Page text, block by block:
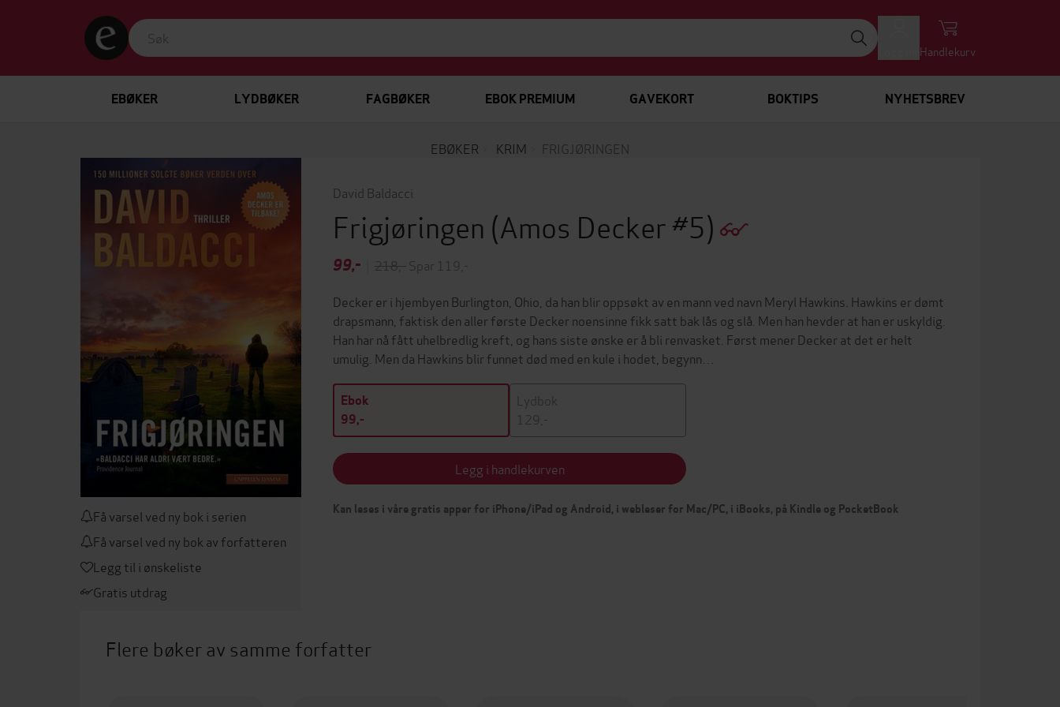
Handlekurv
EBØKER LYDBØKER FAGBØKER EBOK PREMIUM GAVEKORT BOKTIPS NYHETSBREV
EBØKER KRIM FRIGJØRINGEN
Få varsel ved ny bok i serien
Få varsel ved ny bok av forfatteren
Legg til i ønskeliste
Gratis utdrag
David Baldacci
Frigjøringen (Amos Decker #5)
99,- 218,- Spar 119,-
Decker er i hjembyen Burlington, Ohio, da han blir oppsøkt av en mann ved navn Meryl Hawkins. Hawkins er dømt
drapsmann, faktisk den aller første Decker noensinne fikk satt bak lås og slå. Men han hevder at han er uskyldig.
Han har nå fått uhelbredlig kreft, og hans siste ønske er å bli renvasket. Først mener Decker at det er helt
umulig. Men da Hawkins blir funnet død med en kule i hodet, begynn…
Ebok
99,-
Lydbok
129,-
Legg i handlekurven
Kan leses i våre gratis apper for iPhone/iPad og Android, i webleser for Mac/PC, i iBooks, på Kindle og PocketBook
Flere bøker av samme forfatter